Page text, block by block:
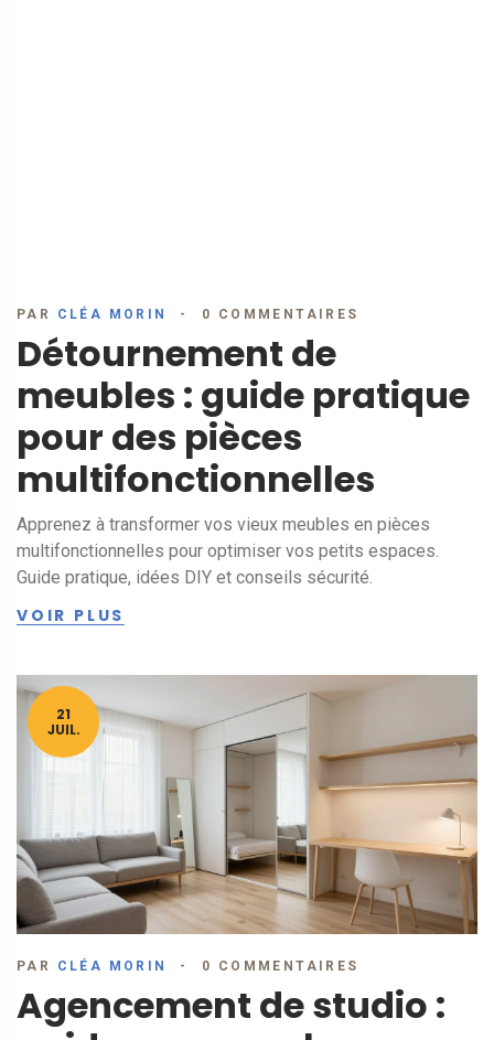
PAR CLÉA MORIN 0 COMMENTAIRES
Détournement de
meubles : guide pratique
pour des pièces
multifonctionnelles
Apprenez à transformer vos vieux meubles en pièces
multifonctionnelles pour optimiser vos petits espaces.
Guide pratique, idées DIY et conseils sécurité.
VOIR PLUS
21
JUIL.
PAR CLÉA MORIN 0 COMMENTAIRES
Agencement de studio :